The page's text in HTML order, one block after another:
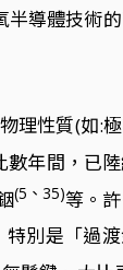
導體技術
理性質(如:
年間，已
(5、35)等。
特別是「過